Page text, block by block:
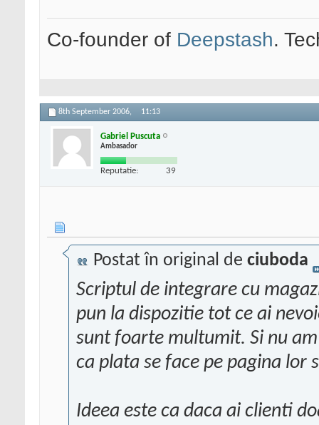
Co-founder of Deepstash.
8th September 2006, 11:13
Gabriel Puscuta
Ambasador
Reputatie: 39
Postat în original de ciuboda
Scriptul de integrare cu
pun la dispozitie tot ce ai
sunt foarte multumit. Si nu
ca plata se face pe pagina lor
Ideea este ca daca ai clienti